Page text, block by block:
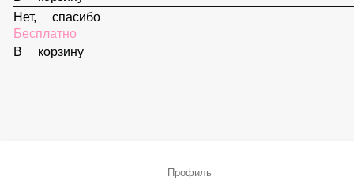
Соус «Ореховый»
59 ₽
В корзину